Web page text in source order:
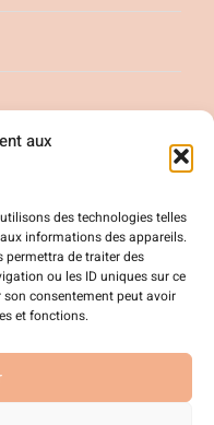
aux
des technologies telles
informations des appareils.
permettra de traiter des
ou les ID uniques sur ce
consentement peut avoir
et fonctions.
Prix :20 €—40 €